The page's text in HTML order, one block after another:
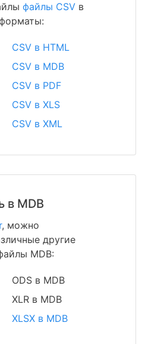
файлы CSV в
CSV в HTML
CSV в MDB
CSV в PDF
CSV в XLS
CSV в XML
в MDB
, можно
другие
MDB:
ODS в MDB
XLR в MDB
XLSX в MDB